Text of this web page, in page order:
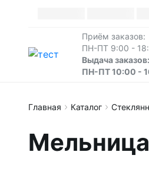
Приём заказов:
ПН-ПТ 9:00 -
Выдача заказов:
ПН-ПТ 10:00 -
Главная Каталог